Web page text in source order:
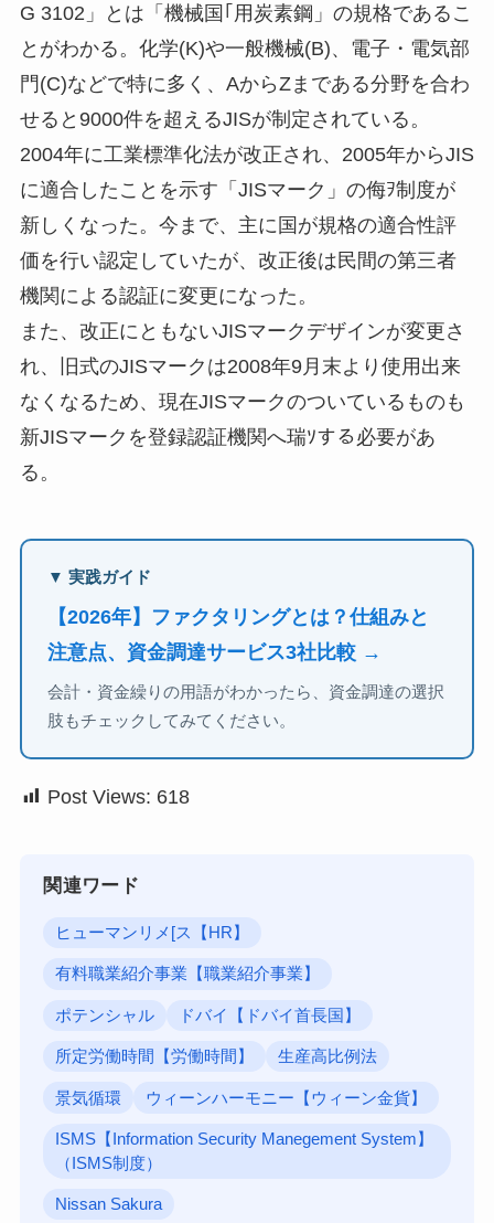
G 3102」とは「機械国｢用炭素鋼」の規格であるこ
とがわかる。化学(K)や一般機械(B)、電子・電気部
門(C)などで特に多く、AからZまである分野を合わ
せると9000件を超えるJISが制定されている。
2004年に工業標準化法が改正され、2005年からJIS
に適合したことを示す「JISマーク」の侮ｦ制度が
新しくなった。今まで、主に国が規格の適合性評
価を行い認定していたが、改正後は民間の第三者
機関による認証に変更になった。
また、改正にともないJISマークデザインが変更さ
れ、旧式のJISマークは2008年9月末より使用出来
なくなるため、現在JISマークのついているものも
新JISマークを登録認証機関へ瑞ｿする必要があ
る。
▼ 実践ガイド
【2026年】ファクタリングとは？仕組みと
注意点、資金調達サービス3社比較 →
会計・資金繰りの用語がわかったら、資金調達の選択
肢もチェックしてみてください。
Post Views: 618
関連ワード
ヒューマンリメ[ス【HR】
有料職業紹介事業【職業紹介事業】
ポテンシャル ドバイ【ドバイ首長国】
所定労働時間【労働時間】 生産高比例法
景気循環 ウィーンハーモニー【ウィーン金貨】
ISMS【Information Security Manegement System】
（ISMS制度）
Nissan Sakura